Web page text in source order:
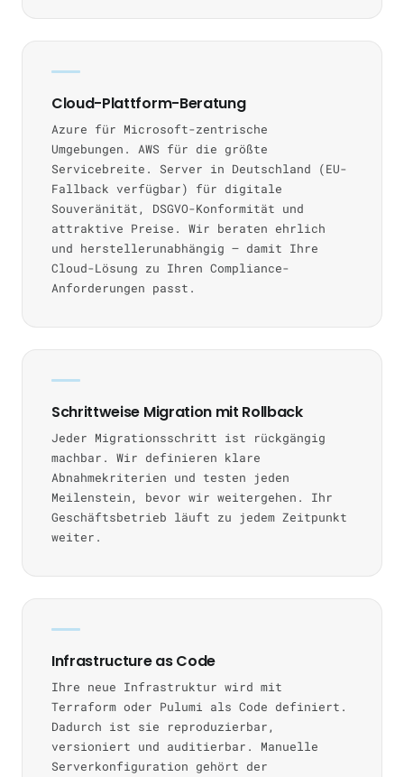
Cloud-Plattform-Beratung
Azure für Microsoft-zentrische
Umgebungen. AWS für die größte
Servicebreite. Server in Deutschland (EU-
Fallback verfügbar) für digitale
Souveränität, DSGVO-Konformität und
attraktive Preise. Wir beraten ehrlich
und herstellerunabhängig — damit Ihre
Cloud-Lösung zu Ihren Compliance-
Anforderungen passt.
Schrittweise Migration mit Rollback
Jeder Migrationsschritt ist rückgängig
machbar. Wir definieren klare
Abnahmekriterien und testen jeden
Meilenstein, bevor wir weitergehen. Ihr
Geschäftsbetrieb läuft zu jedem Zeitpunkt
weiter.
Infrastructure as Code
Ihre neue Infrastruktur wird mit
Terraform oder Pulumi als Code definiert.
Dadurch ist sie reproduzierbar,
versioniert und auditierbar. Manuelle
Serverkonfiguration gehört der